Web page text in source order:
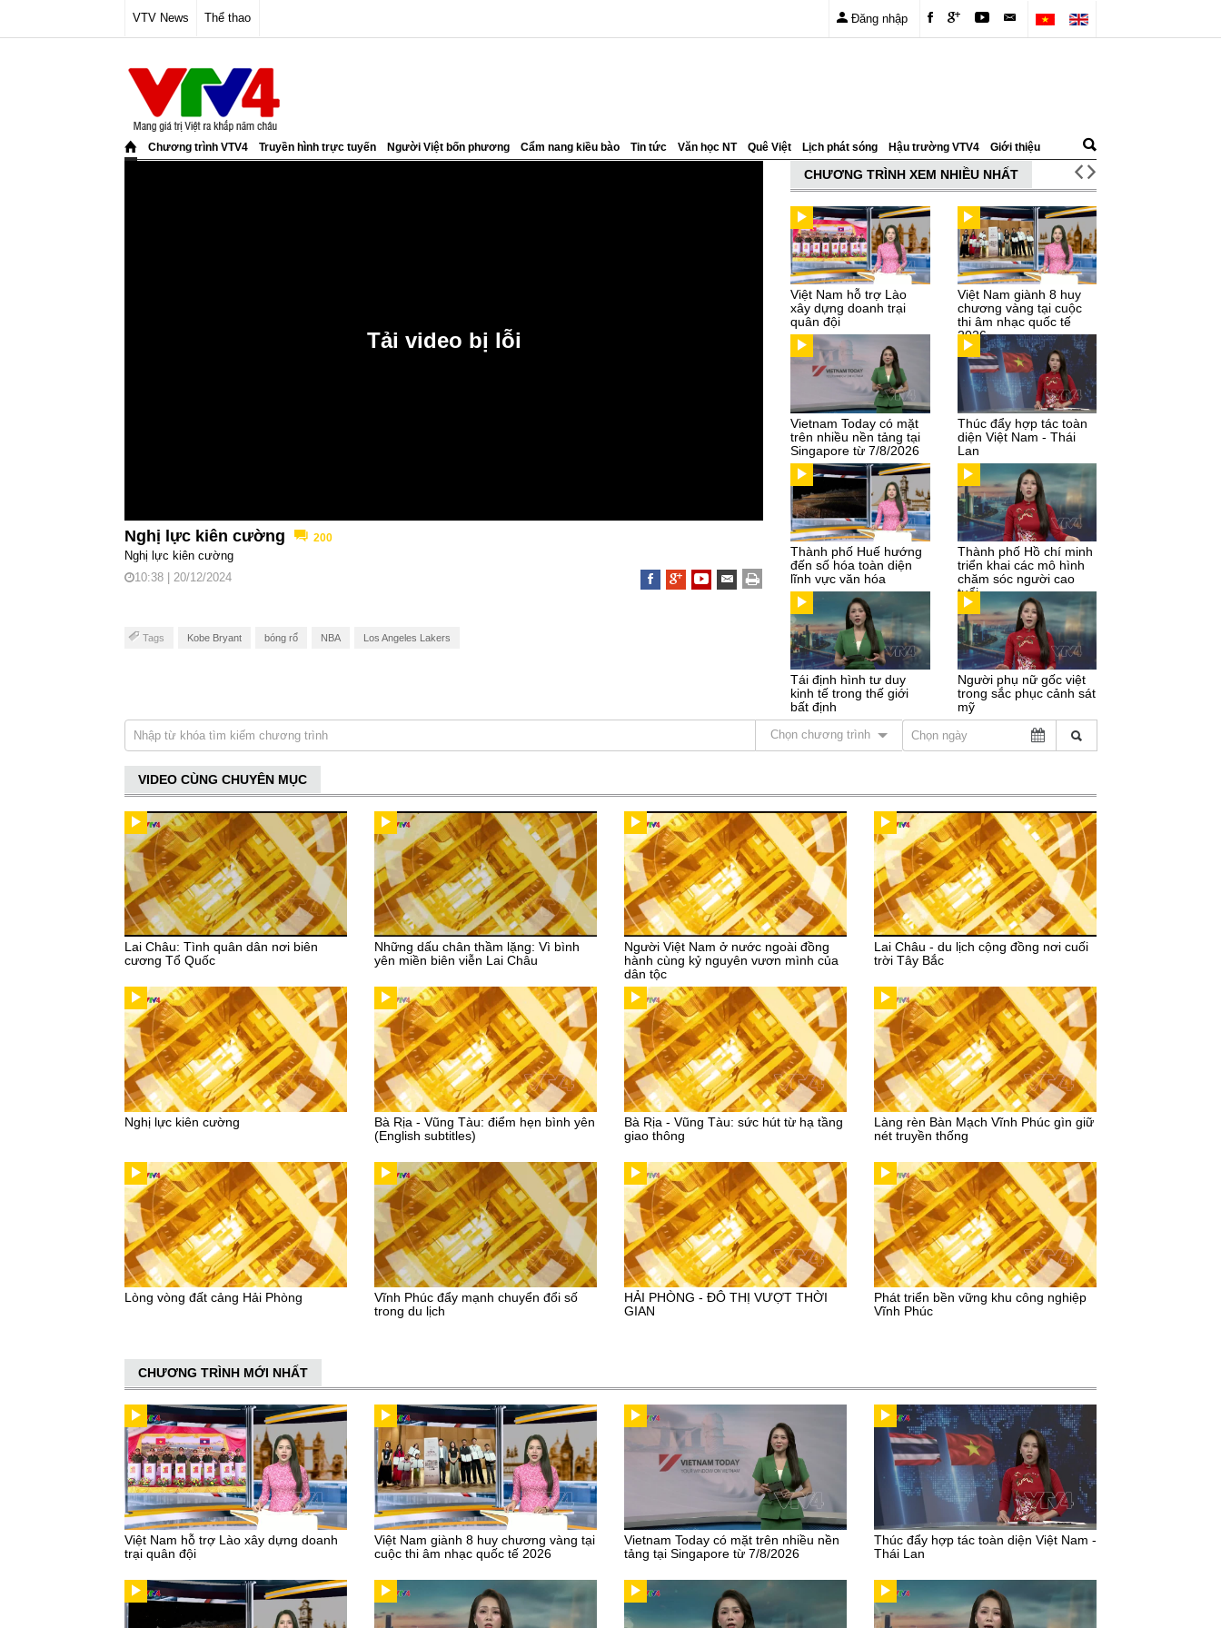
VTV News Thể thao Đăng nhập
Chương trình VTV4 Truyền hình trực tuyến Người Việt bốn phương Cẩm nang kiều bào Tin tức Văn học NT Quê Việt Lịch phát sóng Hậu trường VTV4 Giới thiệu
Nghị lực kiên cường 200
Nghị lực kiên cường
10:38 | 20/12/2024
Tags Kobe Bryant bóng rổ NBA Los Angeles Lakers
CHƯƠNG TRÌNH XEM NHIỀU NHẤT
Việt Nam hỗ trợ Lào
xây dựng doanh trại
quân đội
Việt Nam giành 8 huy
chương vàng tại cuộc
thi âm nhạc quốc tế
2026
Vietnam Today có mặt
trên nhiều nền tảng tại
Singapore từ 7/8/2026
Thúc đẩy hợp tác toàn
diện Việt Nam - Thái
Lan
Thành phố Huế hướng
đến số hóa toàn diện
lĩnh vực văn hóa
Thành phố Hồ chí minh
triển khai các mô hình
chăm sóc người cao
tuổi
Tái định hình tư duy
kinh tế trong thế giới
bất định
Người phụ nữ gốc việt
trong sắc phục cảnh sát
mỹ
Chọn chương trình
VIDEO CÙNG CHUYÊN MỤC
Lai Châu: Tình quân dân nơi biên
cương Tổ Quốc
Những dấu chân thầm lặng: Vì bình
yên miền biên viễn Lai Châu
Người Việt Nam ở nước ngoài đồng
hành cùng kỷ nguyên vươn mình của
dân tộc
Lai Châu - du lịch cộng đồng nơi cuối
trời Tây Bắc
Nghị lực kiên cường
Bà Rịa - Vũng Tàu: điểm hẹn bình yên
(English subtitles)
Bà Rịa - Vũng Tàu: sức hút từ hạ tầng
giao thông
Làng rèn Bàn Mạch Vĩnh Phúc gìn giữ
nét truyền thống
Lòng vòng đất cảng Hải Phòng
Vĩnh Phúc đẩy mạnh chuyển đổi số
trong du lịch
HẢI PHÒNG - ĐÔ THỊ VƯỢT THỜI
GIAN
Phát triển bền vững khu công nghiệp
Vĩnh Phúc
CHƯƠNG TRÌNH MỚI NHẤT
Việt Nam hỗ trợ Lào xây dựng doanh
trại quân đội
Việt Nam giành 8 huy chương vàng tại
cuộc thi âm nhạc quốc tế 2026
Vietnam Today có mặt trên nhiều nền
tảng tại Singapore từ 7/8/2026
Thúc đẩy hợp tác toàn diện Việt Nam -
Thái Lan